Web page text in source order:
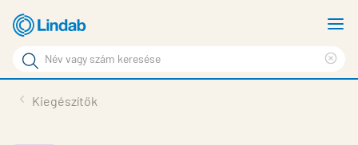
tartalomhoz
Keresési
kifejezés
Oldalak
keresése
Kiegészítők